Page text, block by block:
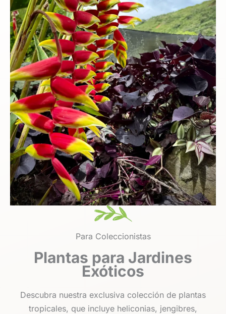
Para Coleccionistas
Plantas para Jardines
Exóticos
Descubra nuestra exclusiva colección de plantas
tropicales, que incluye heliconias, jengibres,